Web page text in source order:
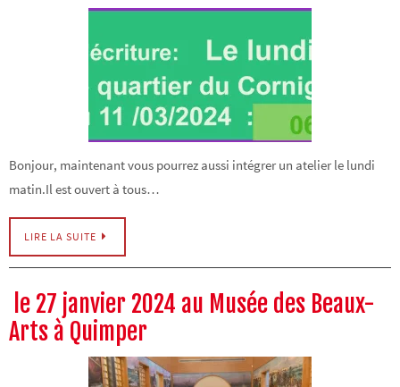
Bonjour, maintenant vous pourrez aussi intégrer un atelier le lundi
matin.Il est ouvert à tous…
LIRE LA SUITE
le 27 janvier 2024 au Musée des Beaux-
Arts à Quimper